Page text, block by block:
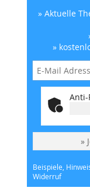
» Aktuelle
»
Anti-
»
Beispiele,
Widerruf